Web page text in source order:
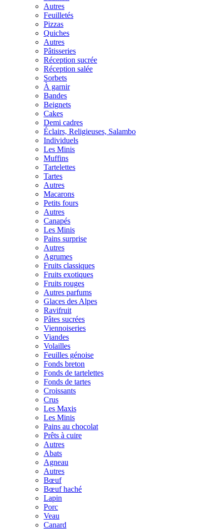
Autres
Feuilletés
Pizzas
Quiches
Autres
Pâtisseries
Réception sucrée
Réception salée
Sorbets
À garnir
Bandes
Beignets
Cakes
Demi cadres
Éclairs, Religieuses, Salambo
Individuels
Les Minis
Muffins
Tartelettes
Tartes
Autres
Macarons
Petits fours
Autres
Canapés
Les Minis
Pains surprise
Autres
Agrumes
Fruits classiques
Fruits exotiques
Fruits rouges
Autres parfums
Glaces des Alpes
Ravifruit
Pâtes sucrées
Viennoiseries
Viandes
Volailles
Feuilles génoise
Fonds breton
Fonds de tartelettes
Fonds de tartes
Croissants
Crus
Les Maxis
Les Minis
Pains au chocolat
Prêts à cuire
Autres
Abats
Agneau
Autres
Bœuf
Bœuf haché
Lapin
Porc
Veau
Canard